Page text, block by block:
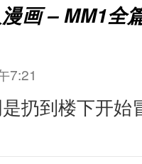
画 – MM1全
7:21
扔到楼下开始